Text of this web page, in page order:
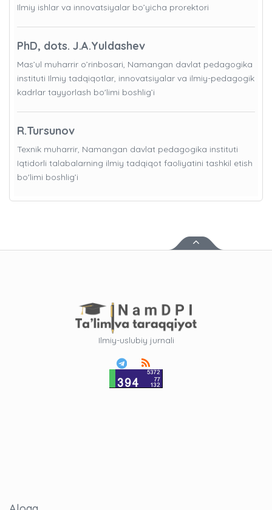
Ilmiy ishlar va innovatsiyalar bo’yicha prorektori
PhD, dots. J.A.Yuldashev
Mas’ul muharrir o’rinbosari, Namangan davlat pedagogika
instituti Ilmiy tadqiqotlar, innovatsiyalar va ilmiy-pedagogik
kadrlar tayyorlash bo'limi boshlig’i
R.Tursunov
Texnik muharrir, Namangan davlat pedagogika instituti
Iqtidorli talabalarning ilmiy tadqiqot faoliyatini tashkil etish
bo'limi boshlig’i
Ilmiy-uslubiy jurnali